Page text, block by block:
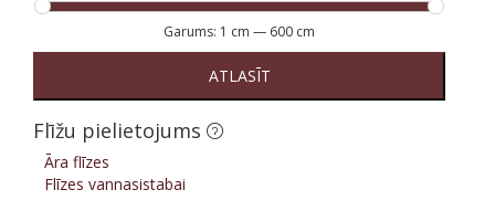
Garums: 1 cm — 600 cm
ATLASĪT
Flīžu pielietojums
Āra flīzes
Flīzes vannasistabai